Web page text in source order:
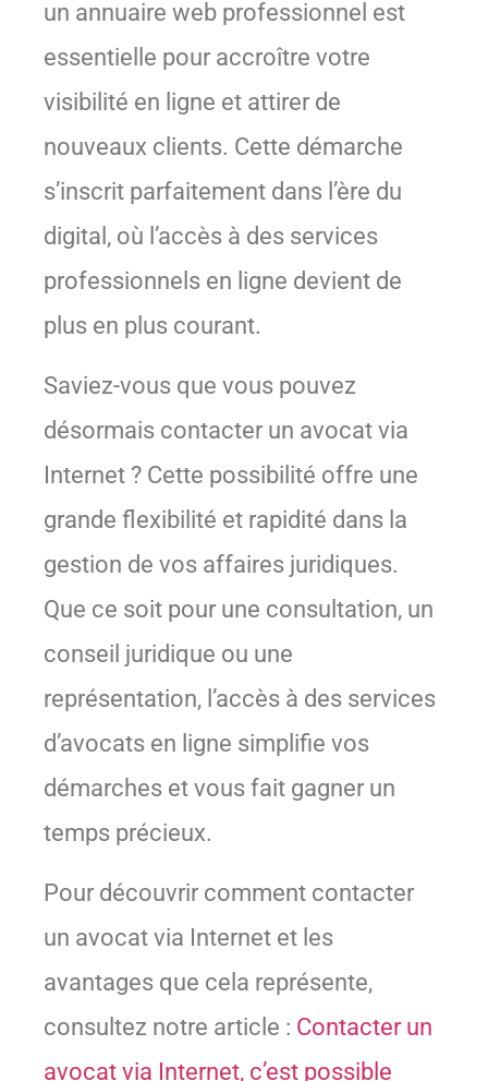
un annuaire web professionnel est
essentielle pour accroître votre
visibilité en ligne et attirer de
nouveaux clients. Cette démarche
s’inscrit parfaitement dans l’ère du
digital, où l’accès à des services
professionnels en ligne devient de
plus en plus courant.
Saviez-vous que vous pouvez
désormais contacter un avocat via
Internet ? Cette possibilité offre une
grande flexibilité et rapidité dans la
gestion de vos affaires juridiques.
Que ce soit pour une consultation, un
conseil juridique ou une
représentation, l’accès à des services
d’avocats en ligne simplifie vos
démarches et vous fait gagner un
temps précieux.
Pour découvrir comment contacter
un avocat via Internet et les
avantages que cela représente,
consultez notre article : Contacter un
avocat via Internet, c’est possible